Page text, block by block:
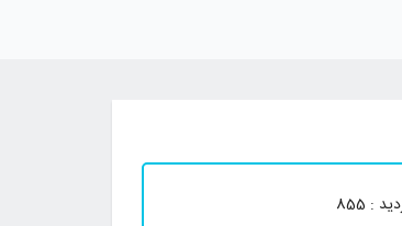
: 855